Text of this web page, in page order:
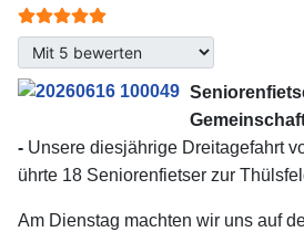
Bewertung:
Bitte bewerten
- Unsere diesjährige Dreitagefahrt
ührte 18 Seniorenfietser zur
Am Dienstag machten wir uns auf